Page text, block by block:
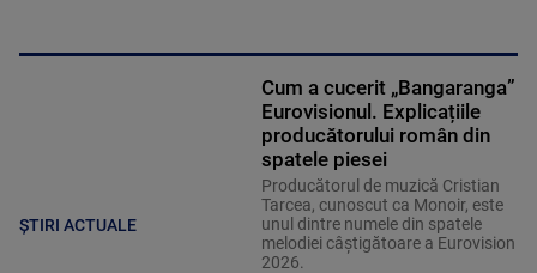
ȘTIRI ACTUALE
Cum a cucerit „Bangaranga”
Eurovisionul. Explicațiile
producătorului român din
spatele piesei
Producătorul de muzică Cristian
Tarcea, cunoscut ca Monoir, este
unul dintre numele din spatele
melodiei câştigătoare a Eurovision
2026.